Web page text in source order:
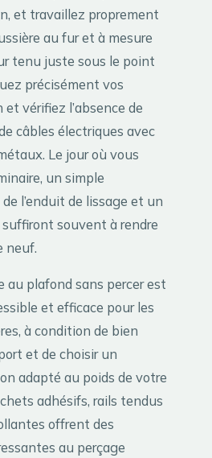
et travaillez proprement
au fur et à mesure
tenu juste sous le point
précisément vos
et vérifiez l’absence de
câbles électriques avec
Le jour où vous
un simple
l’enduit de lissage et un
souvent à rendre
neuf.
au plafond sans percer est
et efficace pour les
à condition de bien
et de choisir un
adapté au poids de votre
adhésifs, rails tendus
offrent des
au perçage